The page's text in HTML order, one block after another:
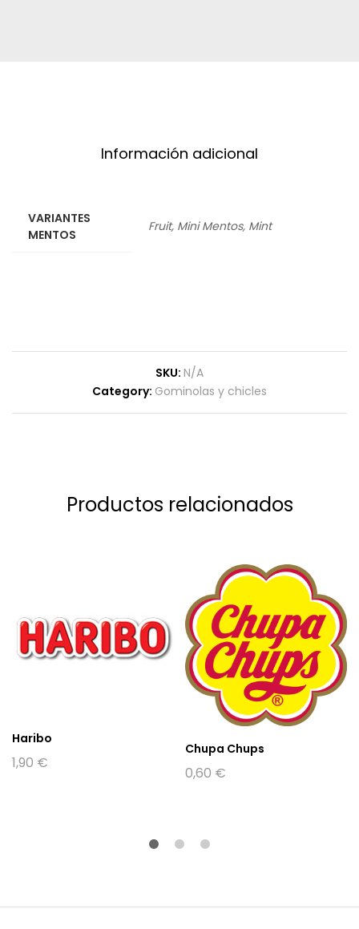
Información adicional
VARIANTES
MENTOS
Fruit, Mini Mentos, Mint
SKU: N/A
Category: Gominolas y chicles
Productos relacionados
Haribo
1,90 €
Chupa Chups
0,60 €